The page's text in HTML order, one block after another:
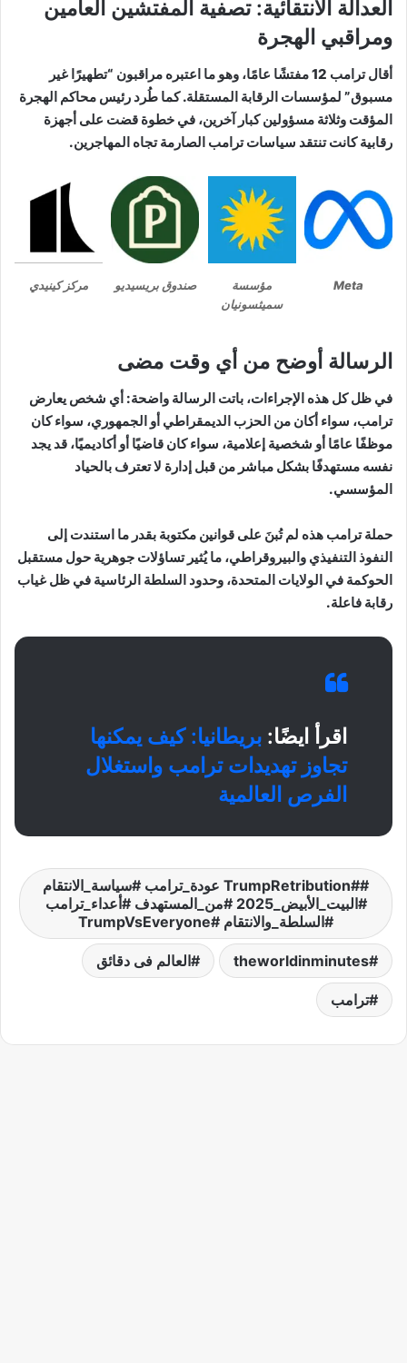
العدالة الانتقائية: تصفية المفتشين العامين
ومراقبي الهجرة
أقال ترامب 12 مفتشًا عامًا، وهو ما اعتبره مراقبون “تطهيرًا غير
مسبوق” لمؤسسات الرقابة المستقلة. كما طُرد رئيس محاكم الهجرة
المؤقت وثلاثة مسؤولين كبار آخرين، في خطوة قضت على أجهزة
رقابية كانت تنتقد سياسات ترامب الصارمة تجاه المهاجرين.
Meta
مؤسسة
سميثسونيان
صندوق بريسيديو مركز كينيدي
الرسالة أوضح من أي وقت مضى
في ظل كل هذه الإجراءات، باتت الرسالة واضحة: أي شخص يعارض
ترامب، سواء أكان من الحزب الديمقراطي أو الجمهوري، سواء كان
موظفًا عامًا أو شخصية إعلامية، سواء كان قاضيًا أو أكاديميًا، قد يجد
نفسه مستهدفًا بشكل مباشر من قبل إدارة لا تعترف بالحياد
المؤسسي.
حملة ترامب هذه لم تُبنَ على قوانين مكتوبة بقدر ما استندت إلى
النفوذ التنفيذي والبيروقراطي، ما يُثير تساؤلات جوهرية حول مستقبل
الحوكمة في الولايات المتحدة، وحدود السلطة الرئاسية في ظل غياب
رقابة فاعلة.
اقرأ ايضًا: بريطانيا: كيف يمكنها
تجاوز تهديدات ترامب واستغلال
الفرص العالمية
#TrumpRetribution عودة_ترامب #سياسة_الانتقام
#البيت_الأبيض_2025 #من_المستهدف #أعداء_ترامب
#السلطة_والانتقام #TrumpVsEveryone
theworldinminutes العالم فى دقائق
ترامب